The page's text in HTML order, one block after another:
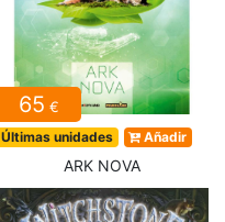
65 €
Últimas unidades Añadir
ARK NOVA